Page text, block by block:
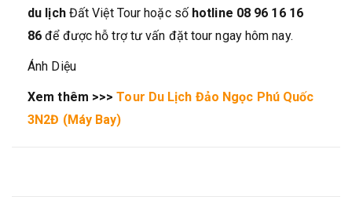
du lịchĐất Việt Tour hoặc số hotline 08 96 16 16
86 để được hỗ trợ tư vấn đặt tour ngay hôm nay.
Ánh Diệu
Xem thêm >>>Tour Du Lịch Đảo Ngọc Phú Quốc
3N2Đ (Máy Bay)